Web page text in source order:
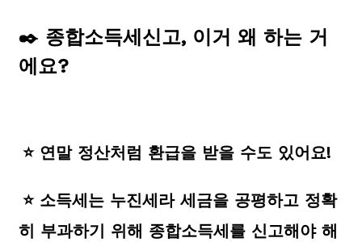
✒️ 종합소득세신고, 이거 왜 하는 거
에요?
⭐ 연말 정산처럼 환급을 받을 수도 있어요!
⭐ 소득세는 누진세라 세금을 공평하고 정확
히 부과하기 위해 종합소득세를 신고해야 해